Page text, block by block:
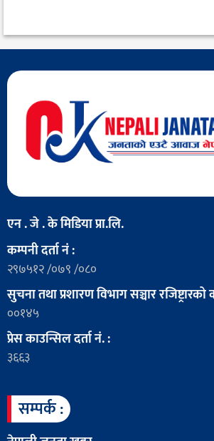
एन . जे . के मिडिया प्रा.लि.
कम्पनी दर्ता नं :
२९७५१२ /०७९ /०८०
सुचना तथा प्रशारण विभाग सञ्चार रजिष्ट्रारको
००१४५
प्रेस काउन्सिल दर्ता नं. :
३६६३
सम्पर्क :